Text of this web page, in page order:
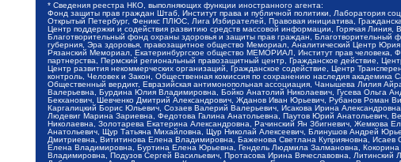
* Сведения реестра НКО, выполняющих функции иностранного агента:
Фонд защиты прав граждан Штаб, Институт права и публичной политики, Лаборатория
Открытый Петербург, Феникс ПЛЮС, Лига Избирателей, Правовая инициатива,
Центр поддержки и содействия развитию средств массовой информации, Горячая
Благотворительный фонд охраны здоровья и защиты прав граждан,
губерния, Эра здоровья, правозащитное общество Мемориал, Аналитический Центр
Рязанский Мемориал, Екатеринбургское общество МЕМОРИАЛ, Институт прав человека,
партнерства, Пермский региональный правозащитный центр, Гражданское действие,
Центр развития некоммерческих организаций, Гражданское содействие, Центр
контроль, Человек и Закон, Общественная комиссия по сохранению наследия
Общественный вердикт, Евразийская антимонопольная ассоциация, Чанышева Лилия
Валерьевна, Бурдина Юлия Владимировна, Бойко Анатолий Николаевич, Гусева Ольга
Бекханович, Шевченко Дмитрий Александрович, Жданов Иван Юрьевич, Рубанов Роман
Каргалицкий Борис Юльевич, Созаев Валерий Валерьевич, Исакова Ирина
Людевиг Марина Зариевна, Федотова Галина Анатольевна, Паутов Юрий Анатольевич,
Николаевна, Золотарева Екатерина Александровна, Рачинский Ян Збигневич,
Анатольевич, Щур Татьяна Михайловна, Щур Николай Алексеевич, Блинушов Андрей
Дмитриевна, Вититинова Елена Владимировна, Баженова Светлана Куприяновна,
Елена Владимировна, Буртина Елена Юрьевна, Гендель Людмила Залмановна,
Владимировна, Подузов Сергей Васильевич, Протасова Ирина Вячеславовна,